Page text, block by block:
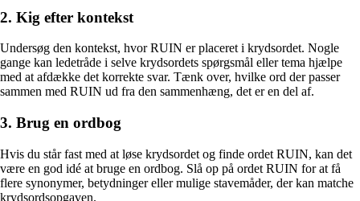
2. Kig efter kontekst
Undersøg den kontekst, hvor RUIN er placeret i krydsordet. Nogle
gange kan ledetråde i selve krydsordets spørgsmål eller tema hjælpe
med at afdække det korrekte svar. Tænk over, hvilke ord der passer
sammen med RUIN ud fra den sammenhæng, det er en del af.
3. Brug en ordbog
Hvis du står fast med at løse krydsordet og finde ordet RUIN, kan det
være en god idé at bruge en ordbog. Slå op på ordet RUIN for at få
flere synonymer, betydninger eller mulige stavemåder, der kan matche
krydsordsopgaven.